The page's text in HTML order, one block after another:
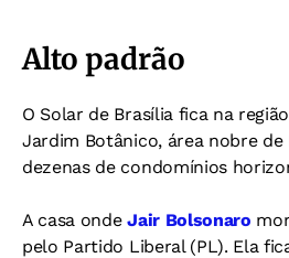
Alto padrão
O Solar de Brasília fica na
Jardim Botânico, área nobre
dezenas de condomínios
A casa ondeJair Bolsonaro
pelo Partido Liberal (PL). Ela